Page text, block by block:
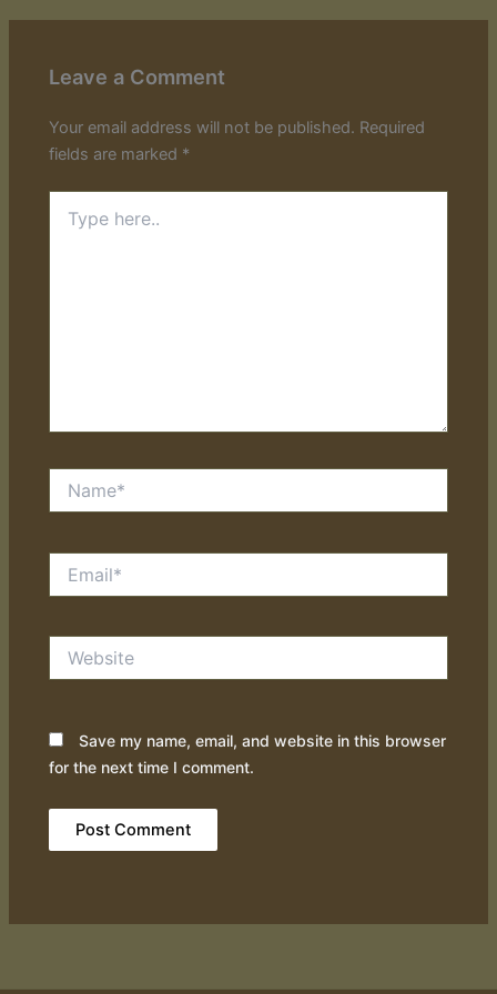
Leave a Comment
Your email address will not be published. Required
fields are marked *
here..
Save my name, email, and website in this browser
for the next time I comment.